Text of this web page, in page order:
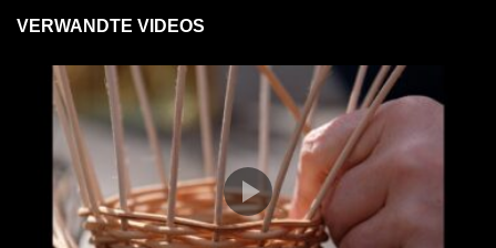
VERWANDTE VIDEOS